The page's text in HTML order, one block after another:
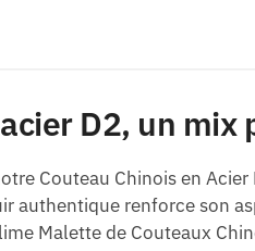
D2, un
Couteau Chinois en
authentique renforce son
Malette de Couteaux